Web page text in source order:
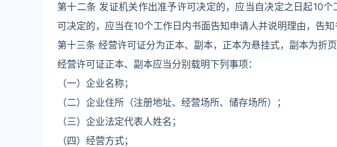
第十二条 发证机关作出准予许可决定的，应当自决定之日起10
可决定的，应当在10个工作日内书面告知申请人并说明理由，告知
第十三条 经营许可证分为正本、副本，正本为悬挂式，副本为折
经营许可证正本、副本应当分别载明下列事项：
（一）企业名称；
（二）企业住所（注册地址、经营场所、储存场所）；
（三）企业法定代表人姓名；
（四）经营方式；